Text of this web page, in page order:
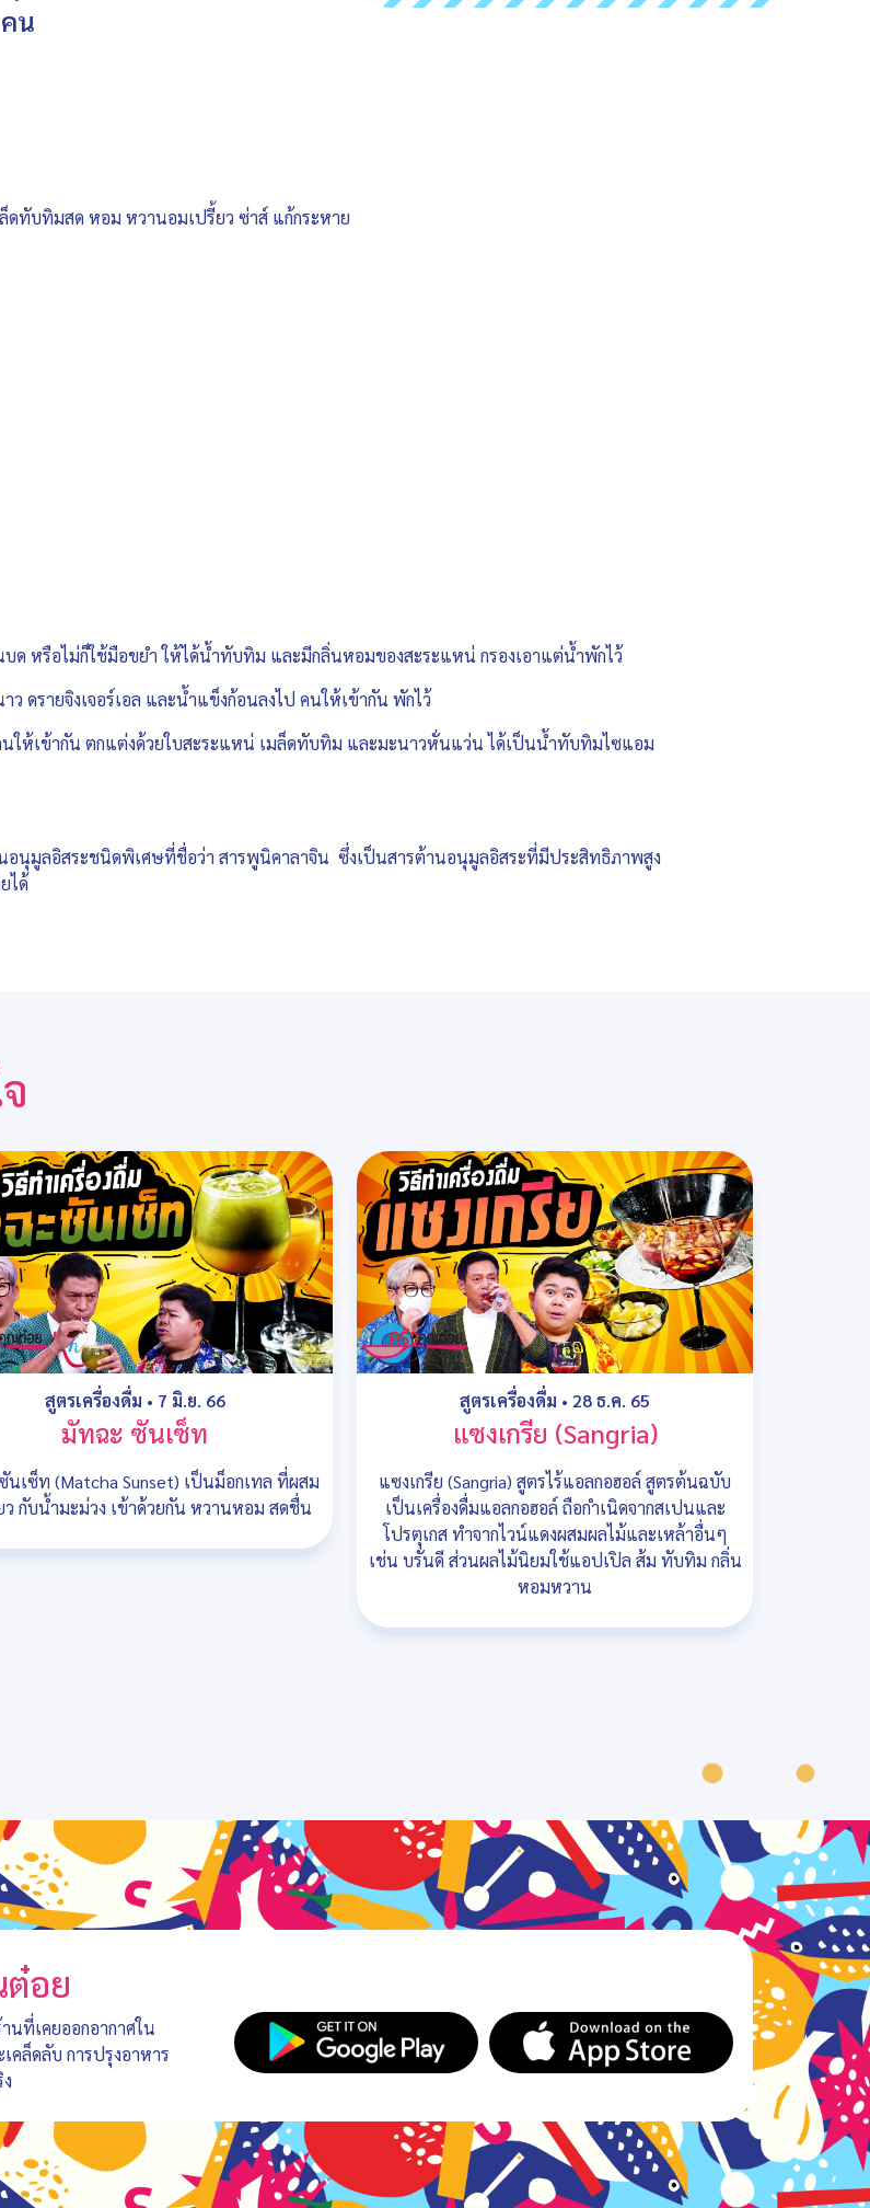
น
ทับทิมสด หอม หวานอมเปรี้ยว ซ่าส์ แก้กระหาย
ด หรือไม่ก็ใช้มือขยำ ให้ได้น้ำทับทิม และมีกลิ่นหอมของสะระแหน่ กรองเอาแต่น้ำพักไว้
ดรายจิงเจอร์เอล และน้ำแข็งก้อนลงไป คนให้เข้ากัน พักไว้
ให้เข้ากัน ตกแต่งด้วยใบสะระแหน่ เมล็ดทับทิม และมะนาวหั่นแว่น ได้เป็นน้ำทับทิมไซแอม
นุมูลอิสระชนิดพิเศษที่ชื่อว่า สารพูนิคาลาจิน ซึ่งเป็นสารต้านอนุมูลอิสระที่มีประสิทธิภาพสูง
ได้
สูตรเครื่องดื่ม • 7 มิ.ย. 66
มัทฉะ ซันเซ็ท
นเซ็ท (Matcha Sunset) เป็นม็อกเทล ที่ผสม
ว กับน้ำมะม่วง เข้าด้วยกัน หวานหอม สดชื่น
สูตรเครื่องดื่ม • 28 ธ.ค. 65
แซงเกรีย (Sangria)
แซงเกรีย (Sangria) สูตรไร้แอลกอฮอล์ สูตรต้นฉบับ
เป็นเครื่องดื่มแอลกอฮอล์ ถือกำเนิดจากสเปนและ
โปรตุเกส ทำจากไวน์แดงผสมผลไม้และเหล้าอื่นๆ
เช่น บรั่นดี ส่วนผลไม้นิยมใช้แอปเปิล ส้ม ทับทิม กลิ่น
หอมหวาน
อย
นที่เคยออกอากาศใน
คล็ดลับ การปรุงอาหาร